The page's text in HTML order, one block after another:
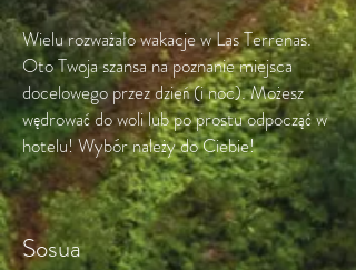
Wielu rozważało wakacje w Las Terrenas.
Oto Twoja szansa na poznanie miejsca
docelowego przez dzień (i noc). Możesz
wędrować do woli lub po prostu odpocząć w
hotelu! Wybór należy do Ciebie!
Sosua